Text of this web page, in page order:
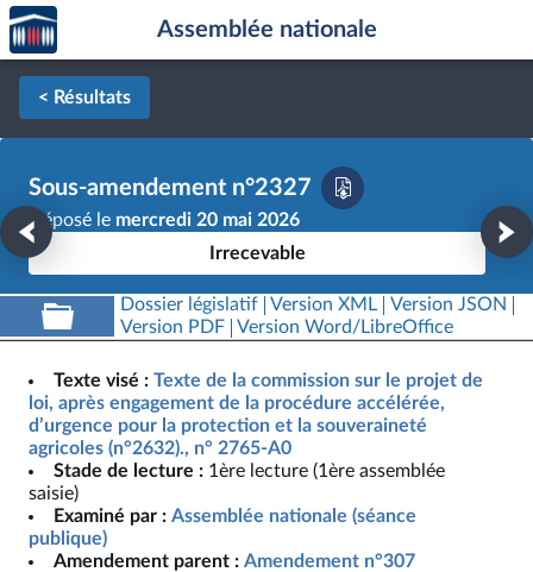
Aller au contenu
Aller en bas de la page
Accèder
à la
page
d'accueil
Assemblée nationale
< Résultats
Sous-amendement n°2327
Déposé le mercredi 20 mai 2026
Irrecevable
Dossier législatif Version XML
Version JSON
Version PDF
Version Word/LibreOffice
Texte visé : Texte de la commission sur le projet de
loi, après engagement de la procédure accélérée,
d’urgence pour la protection et la souveraineté
agricoles (n°2632)., n° 2765-A0
Stade de lecture : 1ère lecture (1ère assemblée
saisie)
Examiné par : Assemblée nationale (séance
publique)
Amendement parent : Amendement n°307